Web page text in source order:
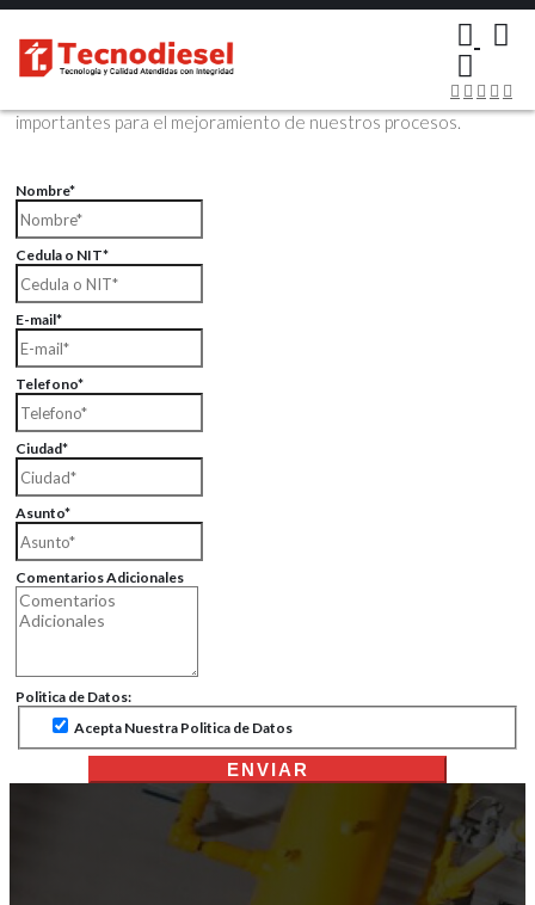
Contáctenos Vía Email
Envíenos sus datos con sus comentarios, sus opiniones son muy
importantes para el mejoramiento de nuestros procesos.
Nombre*
Cedula o NIT*
E-mail*
Telefono*
Ciudad*
Asunto*
Comentarios Adicionales
Politica de Datos:
Acepta Nuestra Politica de Datos
ENVIAR